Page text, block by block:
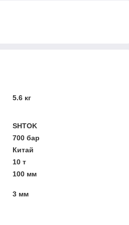
5.6 кг
SHTOK
700 бар
Китай
10 т
100 мм
3 мм